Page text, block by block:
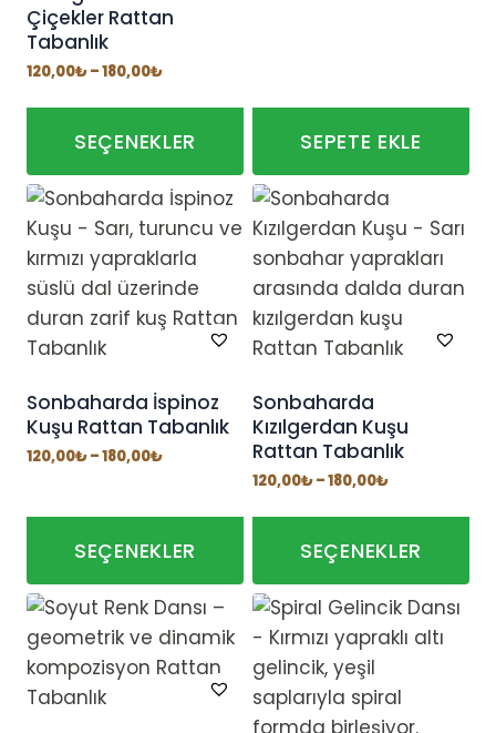
Çiçekler Rattan
Tabanlık
120,00₺–180,00₺Fiyat
120,00₺
180,00₺
SEÇENEKLER
Bu
ürünün
birden
fazla
varyasyonu
var.
ürün
sayfasından
seçilebilir
SEPETE EKLE
Sonbaharda İspinoz
Kuşu Rattan Tabanlık
120,00₺–180,00₺Fiyat
180,00₺
SEÇENEKLER
Bu
ürünün
birden
fazla
Sonbaharda
Kızılgerdan Kuşu
Rattan Tabanlık
120,00₺–180,00₺Fiyat
120,00₺
180,00₺
SEÇENEKLER
Bu
ürünün
birden
fazla
varyasyonu